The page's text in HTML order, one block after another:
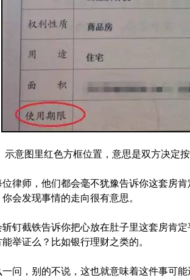
示意图里红色方框位置，意思是双方决定
位律师，他们都会毫不犹豫告诉你这套房
会发现事情的走向很有意思。
钉截铁告诉你把心放在肚子里这套房肯
举证么？比如银行理财之类的。
问，别的不说，这也就意味着这件事可